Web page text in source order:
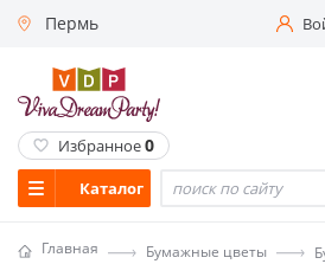
Пермь
Каталог
Избранное0
Главная Бумажные цветы